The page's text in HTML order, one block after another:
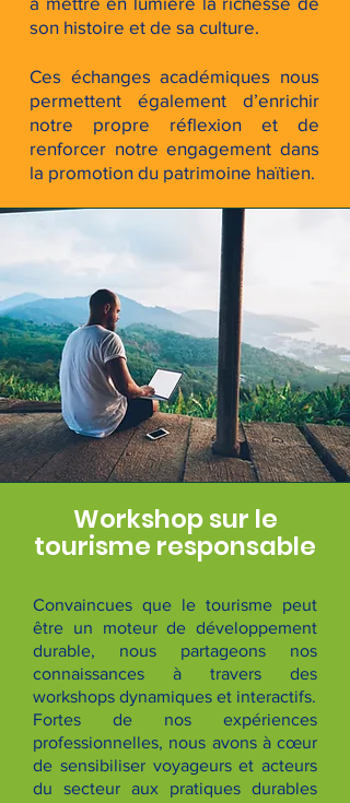
son histoire et de sa culture.
Ces échanges académiques nous
permettent également d’enrichir
notre propre réflexion et de
renforcer notre engagement dans
la promotion du patrimoine haïtien.
Workshop sur le
tourisme responsable
Convaincues que le tourisme peut
être un moteur de développement
durable, nous partageons nos
connaissances à travers des
workshops dynamiques et interactifs.
Fortes de nos expériences
professionnelles, nous avons à cœur
de sensibiliser voyageurs et acteurs
du secteur aux pratiques durables